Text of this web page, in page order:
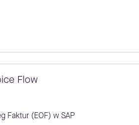
Flow
Faktur (EOF) w SAP